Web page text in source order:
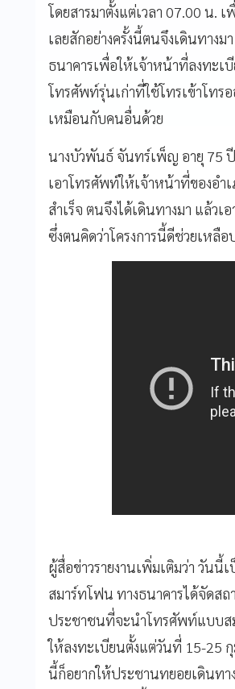
โดยสารมาตั้งแต่เวลา 07.00 น.
เลยสักอย่างครั้งนี้ตนจึงเดินทาง
ธนาคารเพื่อให้เจ้าหน้าที่ลงทะเ
โทรศัพท์รุ่นเก่าที่ใช้โทรเข้าโทร
เหมือนกับคนอื่นด้วย
นางบัวพันธ์ จันทร์เพ็ญ อายุ 75
เอาโทรศัพท์ให้เจ้าหน้าที่ของอำ
สำเร็จ ตนจึงได้เดินทางมา แล้ว
ซึ่งตนคิดว่าโครงการนี้ดีช่วยเหลื
ผู้สื่อข่าวรายงานเพิ่มเติมว่า วัน
สมาร์ทโฟน ทางธนาคารได้จัดส
ประชาชนที่จะนำโทรศัพท์แบบส
ให้ลงทะเบียนตั้งแต่วันที่ 15-25 กุ
นี้ก็อยากให้ประชานทยอยเดินทา